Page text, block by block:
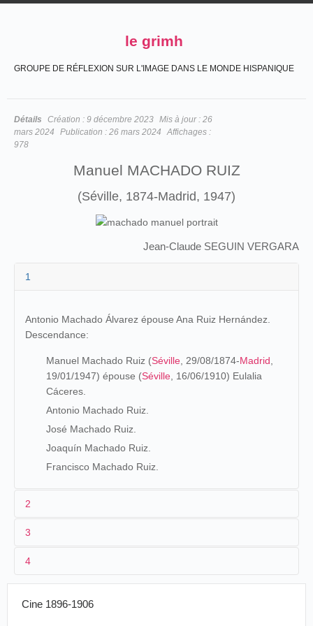
le grimh
GROUPE DE RÉFLEXION SUR L'IMAGE DANS LE MONDE HISPANIQUE
Détails Création : 9 décembre 2023 Mis à jour : 26
mars 2024
Publication : 26 mars 2024
Affichages :
978
Manuel MACHADO RUIZ
(Séville, 1874-Madrid, 1947)
Jean-Claude SEGUIN VERGARA
1
Antonio Machado Álvarez épouse Ana Ruiz Hernández.
Descendance:
Manuel Machado Ruiz (Séville , 29/08/1874-Madrid
19/01/1947) épouse (Séville , 16/06/1910) Eulalia
Cáceres.
Antonio Machado Ruiz.
José Machado Ruiz.
Joaquín Machado Ruiz.
Francisco Machado Ruiz.
2
Libre de Enseñanza, antes de completarlos con un
lleva una vida bohemia y va publicando sus poesías en
3
4
Cine 1896-1906